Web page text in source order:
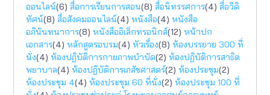
ออนไลน์(6) สื่อการเรียนการสอน(8) สื่อนิทรรศการ(4) สื่อวีดิ
ทัศน์(8) สื่อสังคมออนไลน์(4) หนังสือ(4) หนังสือ
อภินันทนาการ(8) หนังสืออิเล็กทรอนิกส์(12) หน้าปก
เอกสาร(4) หลักสูตรอบรม(4) หัวเรื่อง(8) ห้องบรรยาย 300 ที่
นั่ง(4) ห้องปฏิบัติการกายภาพบำบัด(2) ห้องปฏิบัติการสาธิต
พยาบาล(4) ห้องปฏิบัติการเภสัชศาสตร์(2) ห้องประชุม(2)
ห้องประชุม 4(4) ห้องประชุม 60 ที่นั่ง(2) ห้องประชุม 100 ที่